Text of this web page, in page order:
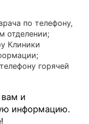
по телефону,
отделении;
Клиники
горячей
и
информацию.